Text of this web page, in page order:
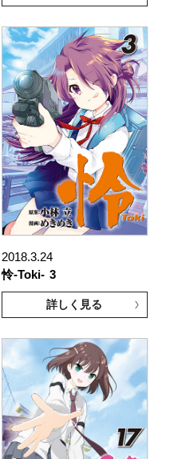
2018.3.24
怜-Toki- 3
詳しく見る